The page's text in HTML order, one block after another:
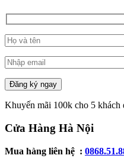
Đăng ký ngay
Khuyến mãi 100k cho 5 khách
Cửa Hàng Hà Nội
Mua hàng liên hệ :